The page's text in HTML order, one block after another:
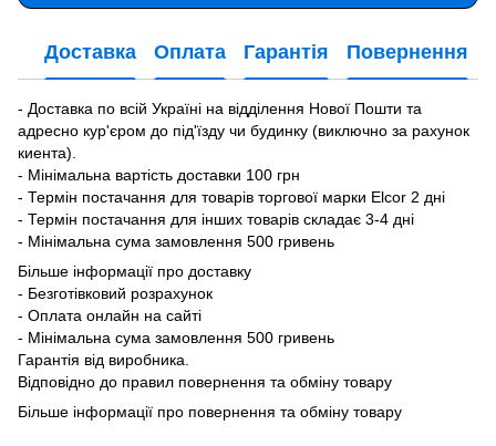
Доставка Оплата Гарантія Повернення
- Доставка по всій Україні на відділення Нової Пошти та
адресно кур'єром до під'їзду чи будинку (виключно за рахунок
киента).
- Мінімальна вартість доставки 100 грн
- Термін постачання для товарів торгової марки Elcor 2 дні
- Термін постачання для інших товарів складає 3-4 дні
- Мінімальна сума замовлення 500 гривень
Більше інформації про доставку
- Безготівковий розрахунок
- Оплата онлайн на сайті
- Мінімальна сума замовлення 500 гривень
Гарантія від виробника.
Відповідно до правил повернення та обміну товару
Більше інформації про повернення та обміну товару